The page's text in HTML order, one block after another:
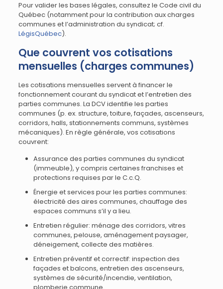
Pour valider les bases légales, consultez le Code civil du
Québec (notamment pour la contribution aux charges
communes et l’administration du syndicat; cf.
LégisQuébec).
Que couvrent vos cotisations
mensuelles (charges communes)
Les cotisations mensuelles servent à financer le
fonctionnement courant du syndicat et l’entretien des
parties communes. La DCV identifie les parties
communes (p. ex. structure, toiture, façades, ascenseurs,
corridors, halls, stationnements communs, systèmes
mécaniques). En règle générale, vos cotisations
couvrent:
Assurance des parties communes du syndicat
(immeuble), y compris certaines franchises et
protections requises par le C.c.Q.
Énergie et services pour les parties communes:
électricité des aires communes, chauffage des
espaces communs s’il y a lieu.
Entretien régulier: ménage des corridors, vitres
communes, pelouse, aménagement paysager,
déneigement, collecte des matières.
Entretien préventif et correctif: inspection des
façades et balcons, entretien des ascenseurs,
systèmes de sécurité/incendie, ventilation,